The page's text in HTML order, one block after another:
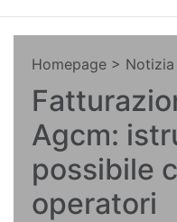
Homepage > Notizia
Agcm:
possibile
operatori